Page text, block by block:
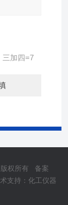
三加四=7
版权所有 备案
支持：化工仪器